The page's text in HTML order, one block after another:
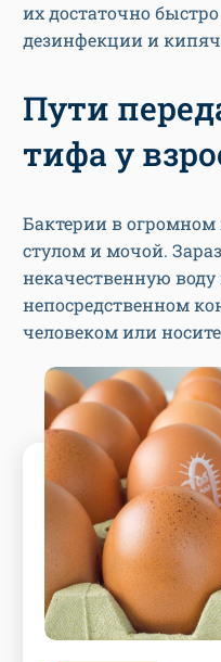
их достаточно
дезинфекции и
Пути
тифа у
Бактерии в огромном
стулом и мочой.
некачественную
непосредственном
человеком или